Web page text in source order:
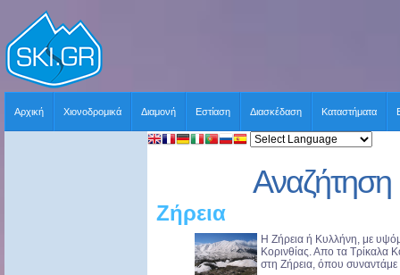
Αρχική Χιονοδρομικά Διαμονή Εστίαση Διασκέδαση Καταστήματα
Αναζήτηση
Ζήρεια
Η Ζήρεια ή Κυλλήνη, με
Κορινθίας. Απο τα Τρίκαλα
στη Ζήρεια, όπου συναντάμε